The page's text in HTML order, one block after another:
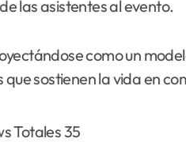
las asistentes al evento.
como un
que sostienen la vida en
Totales 35